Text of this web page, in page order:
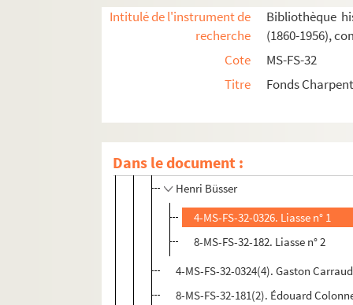
Intitulé de l'instrument de
recherche
Bibliothèque
(1860-1956),
Cote
MS-FS-32
Titre
Fonds
Dans le document :
Correspondance passive
Lettres autographes de musiciens
8-MS-FS-32-181(1). Alfred Bachelet
4-MS-FS-32-0325(4). Elsa Barraine
4-MS-FS-32-0325(9). Lili et Nadia
4-MS-FS-32-0324(1). Alfred Bruneau
Henri Büsser
4-MS-FS-32-0326. Liasse n° 1
8-MS-FS-32-182. Liasse n° 2
4-MS-FS-32-0324(4). Gaston Carraud
8-MS-FS-32-181(2). Édouard